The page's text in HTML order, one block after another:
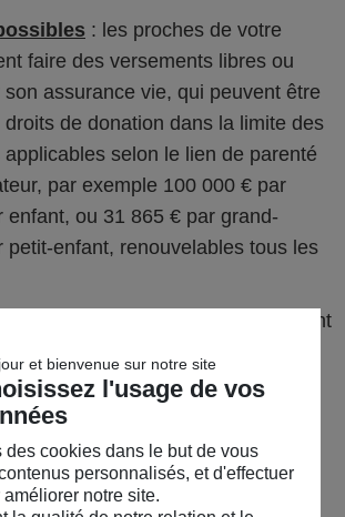
: les proches de votre
faire des versements libres ou
assurance vie, qui peuvent être
droits de donation dans la limite des
selon le lien de parenté
par exemple 100 000 € par
enfant, ou 31 865 € par grand-
petit-enfant, renouvelables tous les
: en effectuant
capital de départ : en cas de
enfant peut disposer d’un
pourfinancer un achat
et bienvenue sur notre site
l'usage de vos
des cookies dans le but de vous
personnalisés, et d'effectuer
notre site.